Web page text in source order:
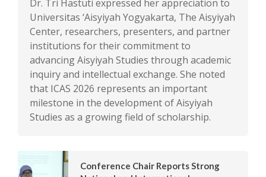
Dr. Tri Hastuti expressed her appreciation to
Universitas ‘Aisyiyah Yogyakarta, The Aisyiyah
Center, researchers, presenters, and partner
institutions for their commitment to
advancing Aisyiyah Studies through academic
inquiry and intellectual exchange. She noted
that ICAS 2026 represents an important
milestone in the development of Aisyiyah
Studies as a growing field of scholarship.
Conference Chair Reports Strong